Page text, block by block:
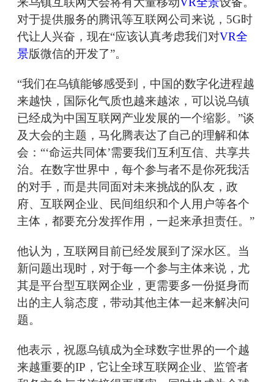
对于提供服务的腾讯等互联网公司来说，5G时
代让人兴奋，现在“应该认真考虑我们对VR全
景版微信的开发了”。
“我们在乌镇能够感受到，中国的数字化进程越
来越快，国际化气质也越来越浓，可以说乌镇
已经成为中国互联网产业发展的一个缩影。”谈
及大会的主题，马化腾表达了自己的理解和体
会：“‘命运共同体’需要我们互利互信、共享共
治。在数字世界中，每个参与者不是你死我活
的对手，而是共同面对未来挑战的队友，政
府、互联网企业、民间组织和个人用户等各个
主体，都要充分发挥作用，一起来承担责任。”
他认为，互联网目前已经发展到了深水区。当
新问题出现时，对于每一个参与主体来说，尤
其是平台型互联网企业，更需要多一份挺身而
出的主人翁态度，带动其他主体一起来解决问
题。
他表示，祝愿乌镇成为全球数字世界的一个越
来越重要的IP，它让全球互联网企业、监管者